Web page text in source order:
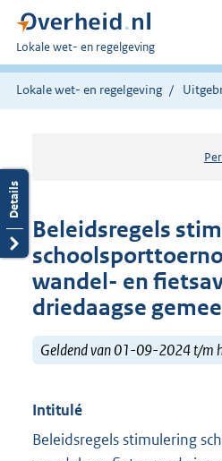
U
bent
hier:
Lokale wet- en regelgeving
Lokale wet- en regelgeving
Beleidsregels
wandel- en
driedaagse
Geldend van 01-09-2024 t/m
Intitulé
Beleidsregels stimulering